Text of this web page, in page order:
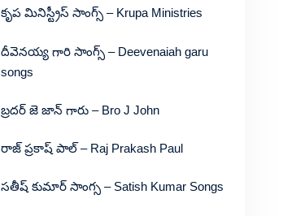
కృప మినిస్ట్రీస్ సాంగ్స్ – Krupa Ministries
దీవెనయ్య గారి సాంగ్స్ – Deevenaiah garu
songs
బ్రదర్ జె జాన్ గారు – Bro J John
రాజ్ ప్రకాష్ పాల్ – Raj Prakash Paul
సతీష్ కుమార్ సాంగ్స – Satish Kumar Songs